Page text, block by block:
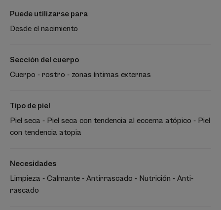
Puede utilizarse para
Desde el nacimiento
Sección del cuerpo
Cuerpo - rostro - zonas íntimas externas
Tipo de piel
Piel seca - Piel seca con tendencia al eccema atópico - Piel
con tendencia atopia
Necesidades
Limpieza - Calmante - Antirrascado - Nutrición - Anti-
rascado